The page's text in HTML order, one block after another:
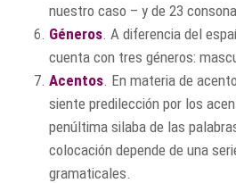
nuestro caso – y de 23
Géneros. A diferencia del
cuenta con tres géneros:
Acentos. En materia de
siente predilección por los
penúltima silaba de las
colocación depende de una
gramaticales.